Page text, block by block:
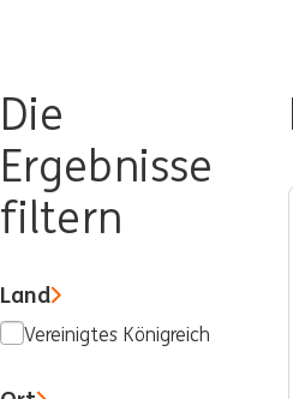
Die
Ergebnisse
filtern
Land
Vereinigtes Königreich